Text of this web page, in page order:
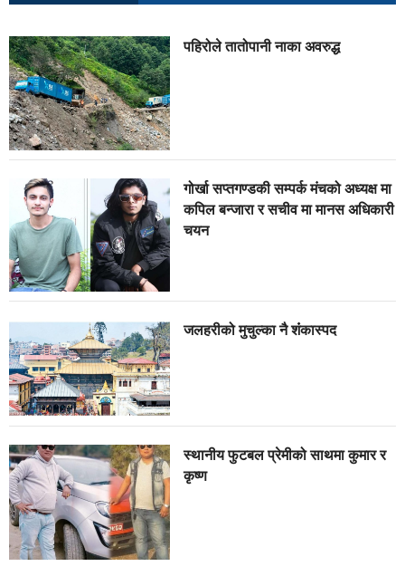
पहिरोले तातोपानी नाका अवरुद्ध
गोर्खा सप्तगण्डकी सम्पर्क मंचको अध्यक्ष मा
कपिल बन्जारा र सचीव मा मानस अधिकारी
चयन
जलहरीको मुचुल्का नै शंंकास्पद
स्थानीय फुटबल प्रेमीको साथमा कुमार र
कृष्ण